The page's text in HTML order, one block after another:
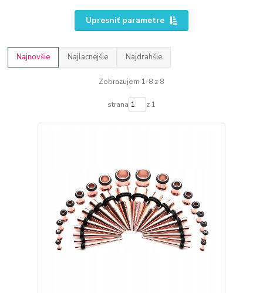
Upresniť parametre
Najnovšie Najlacnejšie Najdrahšie
Zobrazujem 1-8 z 8
strana z 1